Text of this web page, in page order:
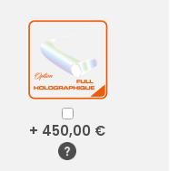
+ 450,00 €